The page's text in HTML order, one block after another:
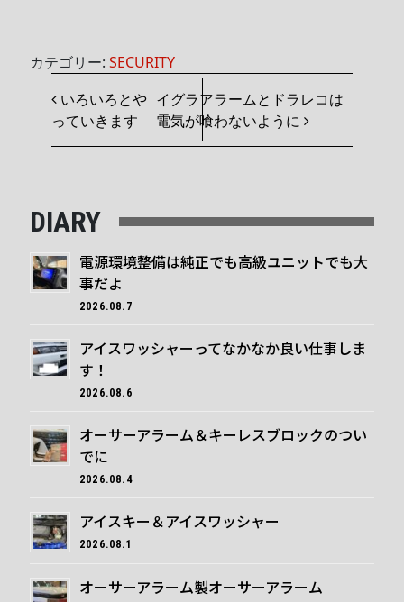
カテゴリー: SECURITY
投稿ナビゲーション
いろいろとや
っていきます
イグラアラームとドラレコは
電気が喰わないように
DIARY
電源環境整備は純正でも高級ユニットでも大
事だよ
2026.08.7
アイスワッシャーってなかなか良い仕事しま
す！
2026.08.6
オーサーアラーム＆キーレスブロックのつい
でに
2026.08.4
アイスキー＆アイスワッシャー
2026.08.1
オーサーアラーム製オーサーアラーム